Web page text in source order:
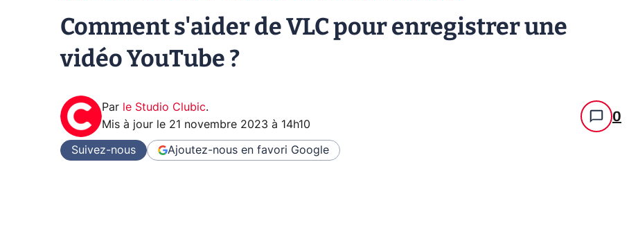
Comment s'aider de VLC pour enregistrer une
vidéo YouTube ?
Par le Studio Clubic.
Mis à jour le 21 novembre 2023 à 14h10 0
Suivez-nous Ajoutez-nous en favori Google